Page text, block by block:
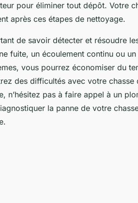
pour éliminer tout dépôt. Votre
après ces étapes de nettoyage.
de savoir détecter et résoudre
fuite, un écoulement continu ou
vous pourrez économiser du
des difficultés avec votre
n’hésitez pas à faire appel à un
la panne de votre